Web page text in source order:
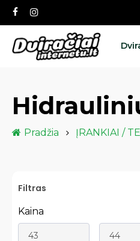
Skip
content
facebookinstagram
Pradžia ĮRANKIAI /
Filtras
Kaina